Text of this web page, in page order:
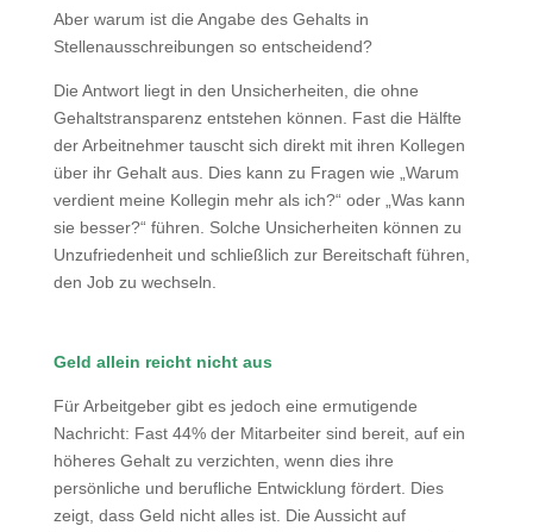
Aber warum ist die Angabe des Gehalts in
Stellenausschreibungen so entscheidend?
Die Antwort liegt in den Unsicherheiten, die ohne
Gehaltstransparenz entstehen können. Fast die Hälfte
der Arbeitnehmer tauscht sich direkt mit ihren Kollegen
über ihr Gehalt aus. Dies kann zu Fragen wie „Warum
verdient meine Kollegin mehr als ich?“ oder „Was kann
sie besser?“ führen. Solche Unsicherheiten können zu
Unzufriedenheit und schließlich zur Bereitschaft führen,
den Job zu wechseln.
Geld allein reicht nicht aus
Für Arbeitgeber gibt es jedoch eine ermutigende
Nachricht: Fast 44% der Mitarbeiter sind bereit, auf ein
höheres Gehalt zu verzichten, wenn dies ihre
persönliche und berufliche Entwicklung fördert. Dies
zeigt, dass Geld nicht alles ist. Die Aussicht auf